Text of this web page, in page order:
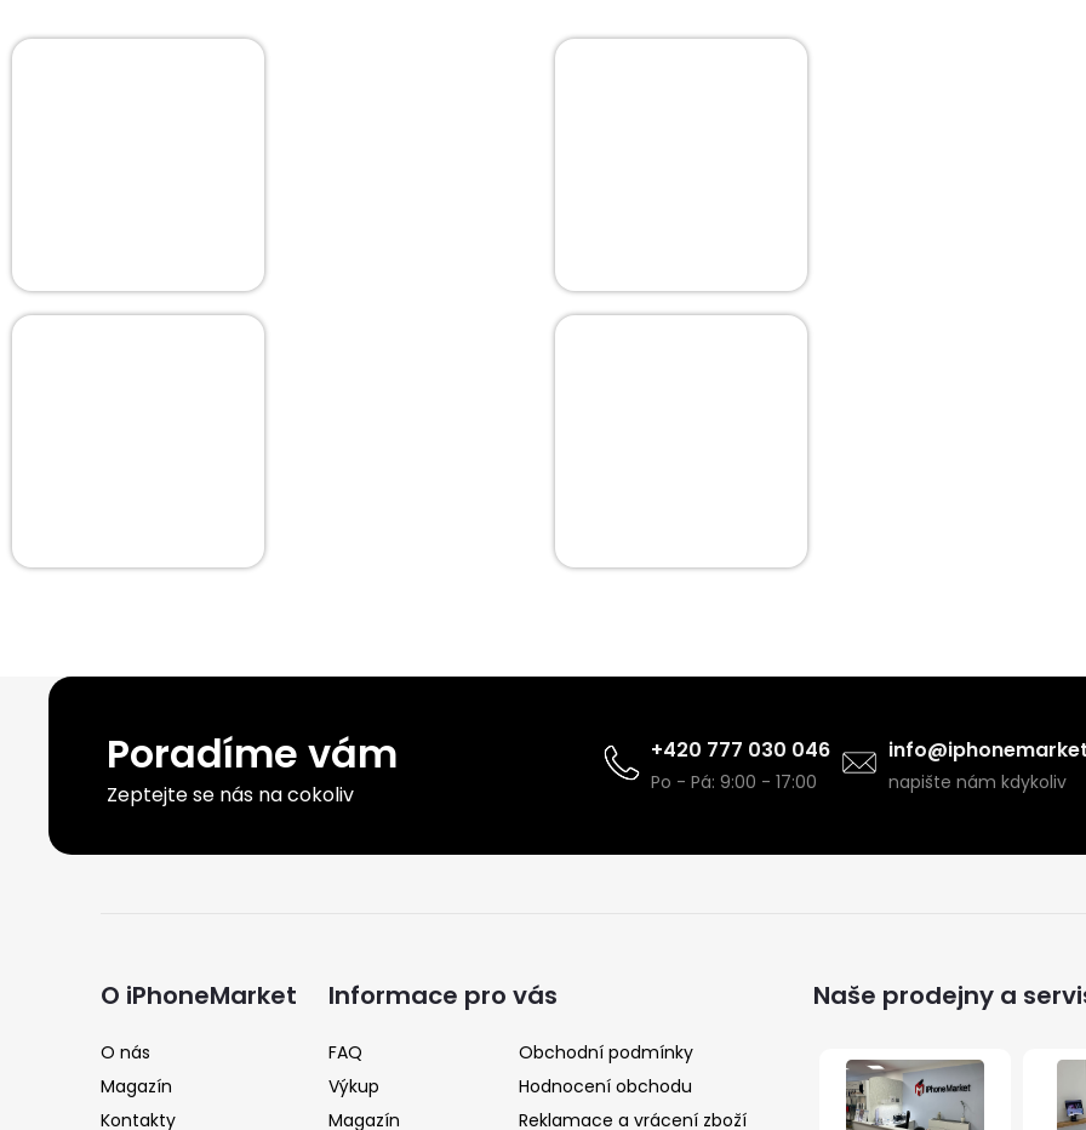
Poradíme vám
Zeptejte se nás na cokoliv
+420 777 030 046
Po - Pá: 9:00 - 17:00 napište nám kdykoliv
O iPhoneMarket
O nás
Magazín
Kontakty
Informace pro vás
FAQ
Výkup
Magazín
Obchodní podmínky
Hodnocení obchodu
Reklamace a vrácení zboží
Naše prodejny a